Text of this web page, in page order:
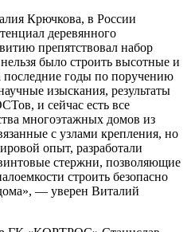
Крючкова, в России
деревянного
препятствовал набор
было строить высотные и
годы по поручению
изыскания, результаты
и сейчас есть все
многоэтажных домов из
с узлами крепления, но
опыт, разработали
стержни, позволяющие
строить безопасно
— уверен Виталий